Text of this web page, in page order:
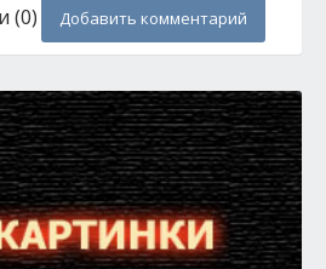
(0) Добавить комментарий